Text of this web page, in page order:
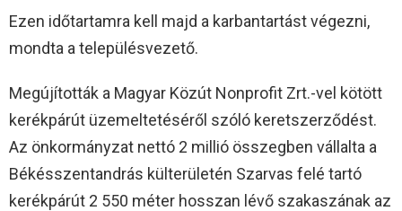
Ezen időtartamra kell majd a karbantartást végezni,
mondta a településvezető.
Megújították a Magyar Közút Nonprofit Zrt.-vel kötött
kerékpárút üzemeltetéséről szóló keretszerződést.
Az önkormányzat nettó 2 millió összegben vállalta a
Békésszentandrás külterületén Szarvas felé tartó
kerékpárút 2 550 méter hosszan lévő szakaszának az